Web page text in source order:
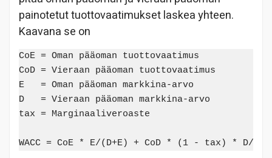
painotetut tuottovaatimukset laskea yhteen.
Kaavana se on
CoE = Oman pääoman tuottovaatimus
CoD = Vieraan pääoman tuottovaatimus
E   = Oman pääoman markkina-arvo
D   = Vieraan pääoman markkina-arvo
tax = Marginaaliveroaste